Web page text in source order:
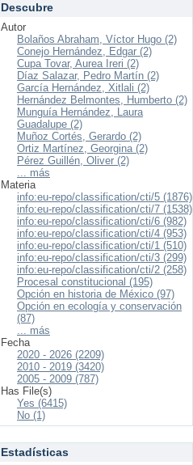
Descubre
Autor
Bolaños Abraham, Víctor Hugo (2)
Conejo Hernández, Edgar (2)
Cupa Tovar, Aurea Ireri (2)
Díaz Salazar, Pedro Martín (2)
García Hernández, Xitlali (2)
Hernández Belmontes, Humberto (2)
Munguía Hernández, Laura
Guadalupe (2)
Muñoz Cortés, Gerardo (2)
Ortiz Martínez, Georgina (2)
Pérez Guillén, Oliver (2)
... más
Materia
info:eu-repo/classification/cti/5 (1876)
info:eu-repo/classification/cti/7 (1538)
info:eu-repo/classification/cti/6 (982)
info:eu-repo/classification/cti/4 (953)
info:eu-repo/classification/cti/1 (510)
info:eu-repo/classification/cti/3 (299)
info:eu-repo/classification/cti/2 (258)
Procesal constitucional (195)
Opción en historia de México (97)
Opción en ecología y conservación
(87)
... más
Fecha
2020 - 2026 (2209)
2010 - 2019 (3420)
2005 - 2009 (787)
Has File(s)
Yes (6415)
No (1)
Estadísticas